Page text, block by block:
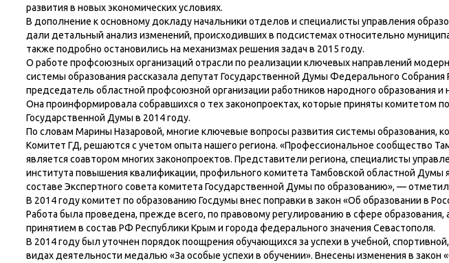
развития в новых экономических условиях.
В дополнение к основному докладу начальники отделов и специалисты управления
дали детальный анализ изменений, происходивших в подсистемах относительно
также подробно остановились на механизмах решения задач в 2015 году.
О работе профсоюзных организаций отрасли по реализации ключевых направлений
системы образования рассказала депутат Государственной Думы Федерального
председатель областной профсоюзной организации работников народного образования и
Она проинформировала собравшихся о тех законопроектах, которые приняты комитетом
Государственной Думы в 2014 году.
По словам Марины Назаровой, многие ключевые вопросы развития системы образования,
Комитет ГД, решаются с учетом опыта нашего региона. «Профессиональное сообщество
является соавтором многих законопроектов. Представители региона, специалисты
института повышения квалификации, профильного комитета Тамбовской областной Думы
составе Экспертного совета комитета Государственной Думы по образованию», —
В 2014 году комитет по образованию Госдумы внес поправки в закон «Об образовании в
Работа была проведена, прежде всего, по правовому регулированию в сфере образования,
принятием в состав РФ Республики Крым и города федерального значения Севастополя.
В 2014 году был уточнен порядок поощрения обучающихся за успехи в учебной,
видах деятельности медалью «За особые успехи в обучении». Внесены изменения в закон